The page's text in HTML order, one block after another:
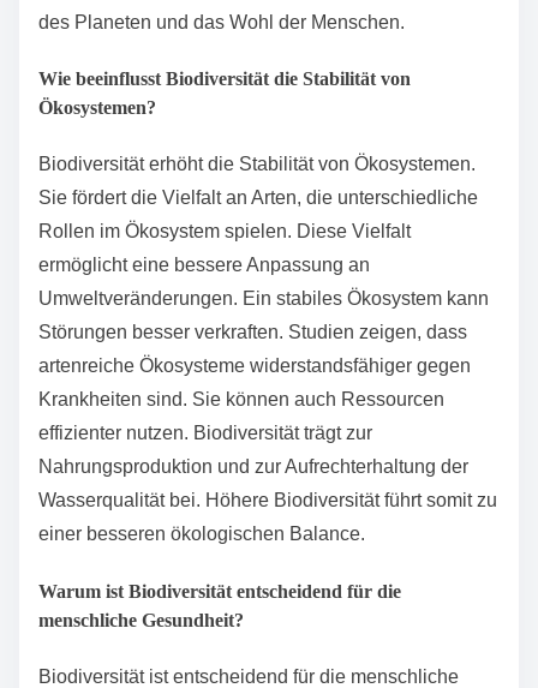
des Planeten und das Wohl der Menschen.
Wie beeinflusst Biodiversität die Stabilität von
Ökosystemen?
Biodiversität erhöht die Stabilität von Ökosystemen.
Sie fördert die Vielfalt an Arten, die unterschiedliche
Rollen im Ökosystem spielen. Diese Vielfalt
ermöglicht eine bessere Anpassung an
Umweltveränderungen. Ein stabiles Ökosystem kann
Störungen besser verkraften. Studien zeigen, dass
artenreiche Ökosysteme widerstandsfähiger gegen
Krankheiten sind. Sie können auch Ressourcen
effizienter nutzen. Biodiversität trägt zur
Nahrungsproduktion und zur Aufrechterhaltung der
Wasserqualität bei. Höhere Biodiversität führt somit zu
einer besseren ökologischen Balance.
Warum ist Biodiversität entscheidend für die
menschliche Gesundheit?
Biodiversität ist entscheidend für die menschliche